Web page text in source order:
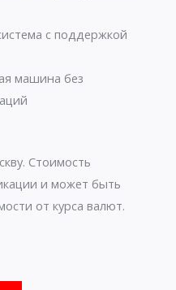
с поддержкой
машина без
Стоимость
и может быть
от курса валют.